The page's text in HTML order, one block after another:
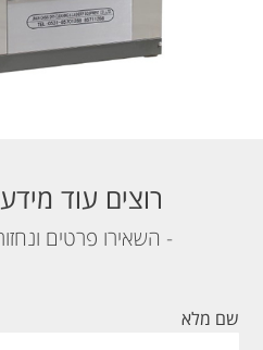
רוצים עוד
- השאירו פרטים
שם מלא